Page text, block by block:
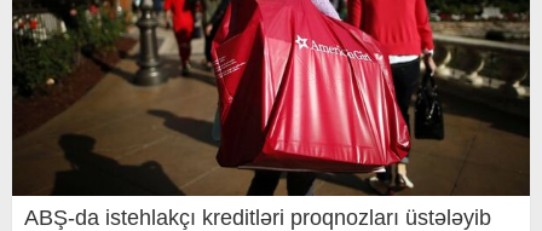
ABŞ-da istehlakçı kreditləri proqnozları üstələyib